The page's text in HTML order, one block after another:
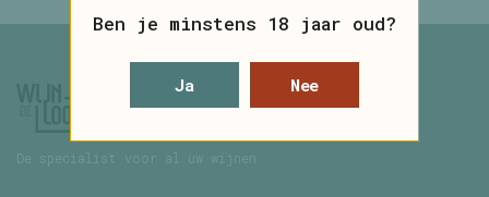
De specialist voor al uw wijnen
Ben je minstens 18 jaar oud?
Ja Nee